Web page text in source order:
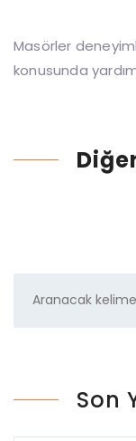
Masörler
konusunda
Son